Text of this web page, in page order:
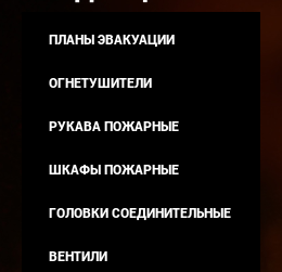
ПЛАНЫ ЭВАКУАЦИИ
ОГНЕТУШИТЕЛИ
РУКАВА ПОЖАРНЫЕ
ШКАФЫ ПОЖАРНЫЕ
ГОЛОВКИ СОЕДИНИТЕЛЬНЫЕ
ВЕНТИЛИ